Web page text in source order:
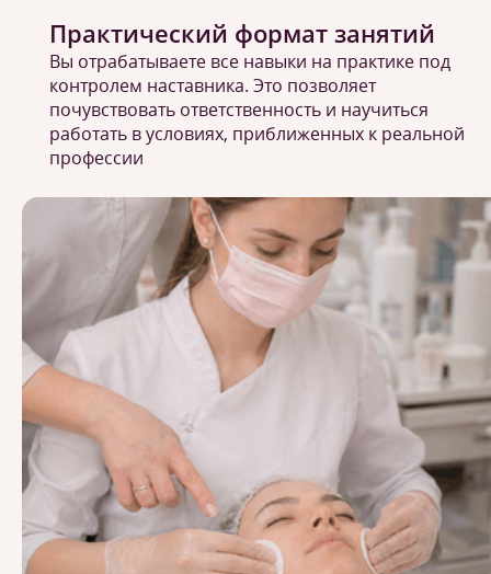
Практический формат занятий
Вы отрабатываете все навыки на практике под
контролем наставника. Это позволяет
почувствовать ответственность и научиться
работать в условиях, приближенных к реальной
профессии